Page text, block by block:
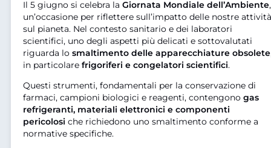
Il 5 giugno si celebra la Giornata Mondiale dell’Ambiente,
un’occasione per riflettere sull’impatto delle nostre attività
sul pianeta. Nel contesto sanitario e dei laboratori
scientifici, uno degli aspetti più delicati e sottovalutati
riguarda lo smaltimento delle apparecchiature obsolete
in particolare frigoriferi e congelatori scientifici.
Questi strumenti, fondamentali per la conservazione di
farmaci, campioni biologici e reagenti, contengono gas
refrigeranti, materiali elettronici e componenti
pericolosi che richiedono uno smaltimento conforme a
normative specifiche.